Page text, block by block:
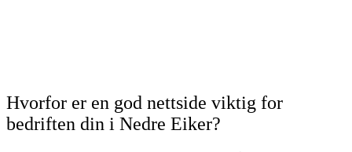
Hvorfor er en god nettside viktig for
bedriften din i Nedre Eiker?